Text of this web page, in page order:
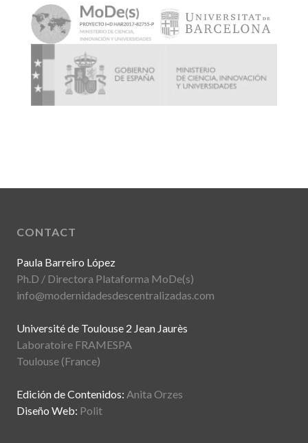
CONTACT
Paula Barreiro López
Ph.D / Directora Plataforma MoDe(s)
info@modernidadesdescentralizadas.com
Université de Toulouse 2 Jean Jaurès
Laboratoire FRAMESPA
Toulouse (France)
Edición de Contenidos: Anita Orzes
Diseño Web: Polit